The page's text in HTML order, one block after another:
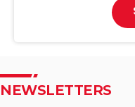
NEWSLETTERS